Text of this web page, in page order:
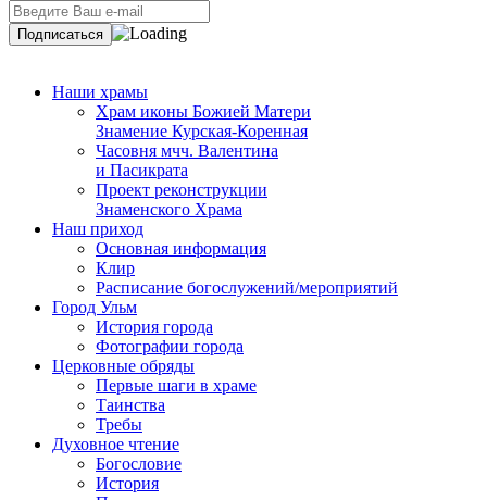
Наши храмы
Храм иконы Божией Матери
Знамение Курская-Коренная
Часовня мчч. Валентина
и Пасикрата
Проект реконструкции
Знаменского Храма
Наш приход
Основная информация
Клир
Расписание богослужений/мероприятий
Город Ульм
История города
Фотографии города
Церковные обряды
Первые шаги в храме
Таинства
Требы
Духовное чтение
Богословие
История